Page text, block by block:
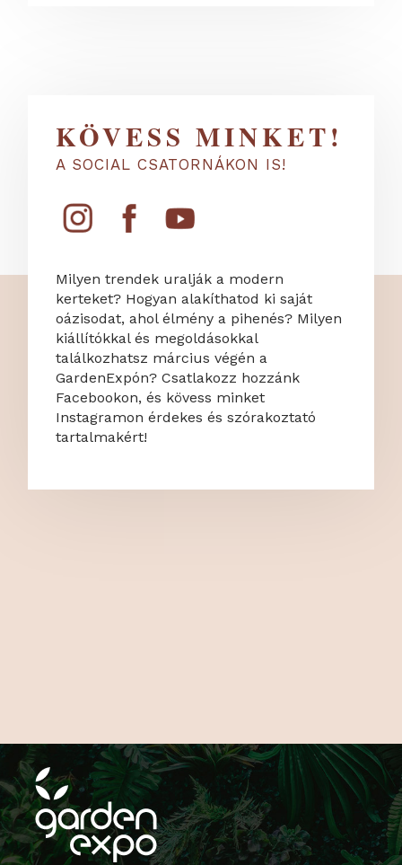
KÖVESS MINKET!
A SOCIAL CSATORNÁKON IS!
Milyen trendek uralják a modern
kerteket? Hogyan alakíthatod ki saját
oázisodat, ahol élmény a pihenés? Milyen
kiállítókkal és megoldásokkal
találkozhatsz március végén a
GardenExpón? Csatlakozz hozzánk
Facebookon, és kövess minket
Instagramon érdekes és szórakoztató
tartalmakért!